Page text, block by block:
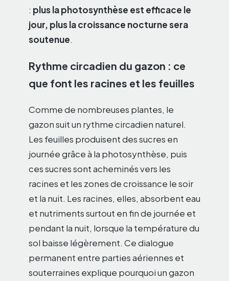
: plus la photosynthèse est efficace le
jour, plus la croissance nocturne sera
soutenue.
Rythme circadien du gazon : ce
que font les racines et les feuilles
Comme de nombreuses plantes, le
gazon suit un rythme circadien naturel.
Les feuilles produisent des sucres en
journée grâce à la photosynthèse, puis
ces sucres sont acheminés vers les
racines et les zones de croissance le soir
et la nuit. Les racines, elles, absorbent eau
et nutriments surtout en fin de journée et
pendant la nuit, lorsque la température du
sol baisse légèrement. Ce dialogue
permanent entre parties aériennes et
souterraines explique pourquoi un gazon